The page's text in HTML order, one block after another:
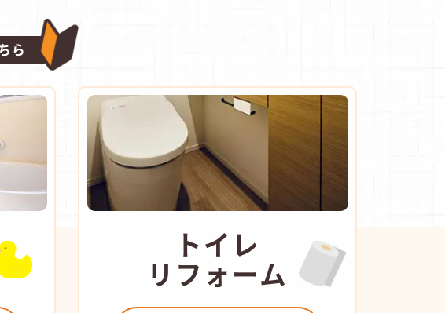
ら
トイレ
リフォーム